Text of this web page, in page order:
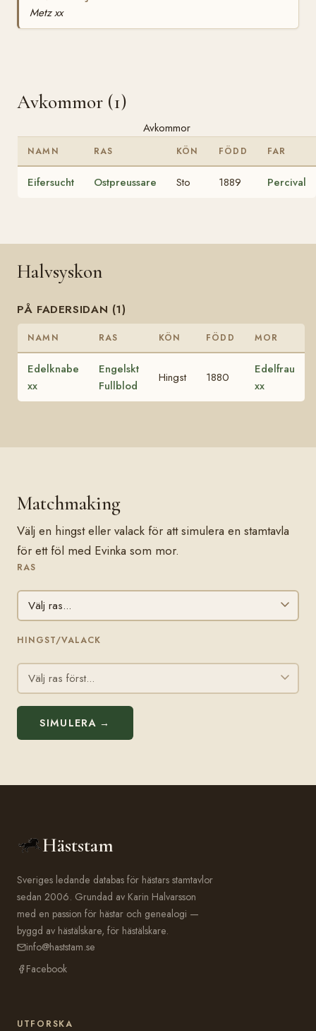
Metz xx
Avkommor (1)
Avkommor
NAMN RAS KÖN FÖDD FAR
Eifersucht Ostpreussare Sto 1889 Percival
Halvsyskon
PÅ FADERSIDAN (1)
NAMN RAS KÖN FÖDD MOR
Edelknabe
xx
Engelskt
Fullblod
Hingst 1880
Edelfrau
xx
Matchmaking
Välj en hingst eller valack för att simulera en stamtavla
för ett föl med Evinka som mor.
RAS
HINGST/VALACK
SIMULERA →
Häststam
Sveriges ledande databas för hästars stamtavlor
sedan 2006. Grundad av Karin Halvarsson
med en passion för hästar och genealogi —
byggd av hästälskare, för hästälskare.
info@haststam.se
Facebook
UTFORSKA